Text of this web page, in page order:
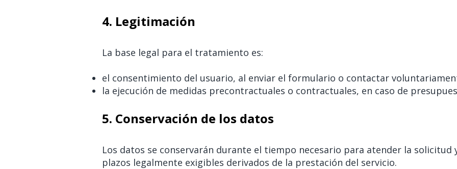
4. Legitimación
La base legal para el tratamiento es:
el consentimiento del usuario, al enviar el formulario o contactar
la ejecución de medidas precontractuales o contractuales, en caso de
5. Conservación de los datos
Los datos se conservarán durante el tiempo necesario para atender la solicitud
plazos legalmente exigibles derivados de la prestación del servicio.